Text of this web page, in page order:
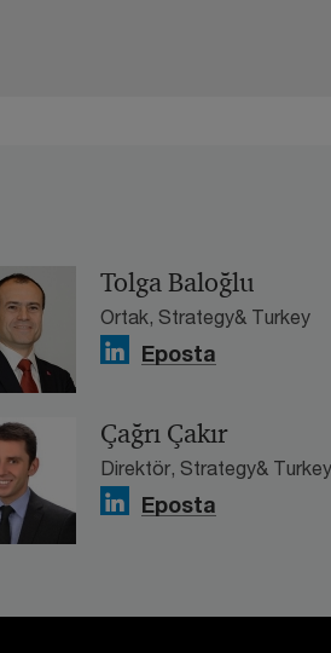
Tolga Baloğlu
Ortak, Strategy& Turkey
Eposta
Çağrı Çakır
Direktör, Strategy& Turkey
Eposta